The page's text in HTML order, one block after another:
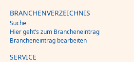
BRANCHENVERZEICHNIS
Suche
Hier geht’s zum Brancheneintrag
Brancheneintrag bearbeiten
SERVICE